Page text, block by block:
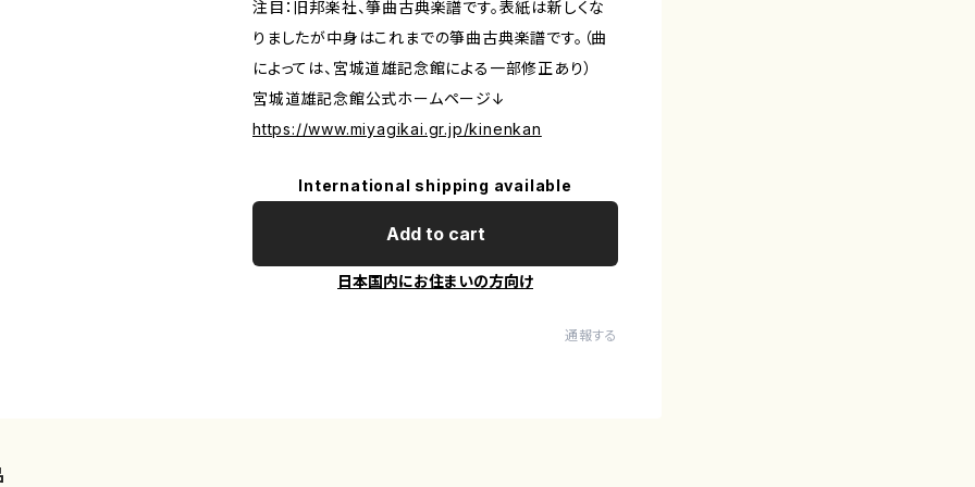
注目：旧邦楽社、箏曲古典楽譜です。表紙は新しくな
りましたが中身はこれまでの箏曲古典楽譜です。（曲
によっては、宮城道雄記念館による一部修正あり）
宮城道雄記念館公式ホームページ↓
https://www.miyagikai.gr.jp/kinenkan
International shipping available
Add to cart
日本国内にお住まいの方向け
通報する